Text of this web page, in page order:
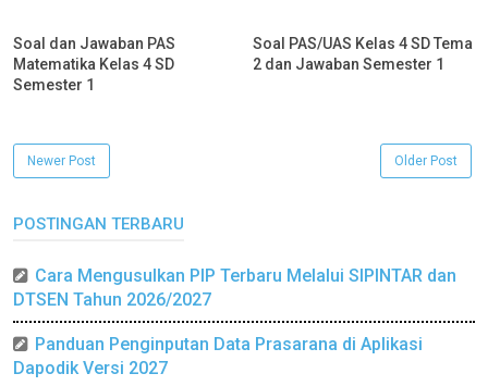
Soal dan Jawaban PAS
Matematika Kelas 4 SD
Semester 1
Soal PAS/UAS Kelas 4 SD Tema
2 dan Jawaban Semester 1
Newer Post Older Post
POSTINGAN TERBARU
Cara Mengusulkan PIP Terbaru Melalui SIPINTAR dan
DTSEN Tahun 2026/2027
Panduan Penginputan Data Prasarana di Aplikasi
Dapodik Versi 2027